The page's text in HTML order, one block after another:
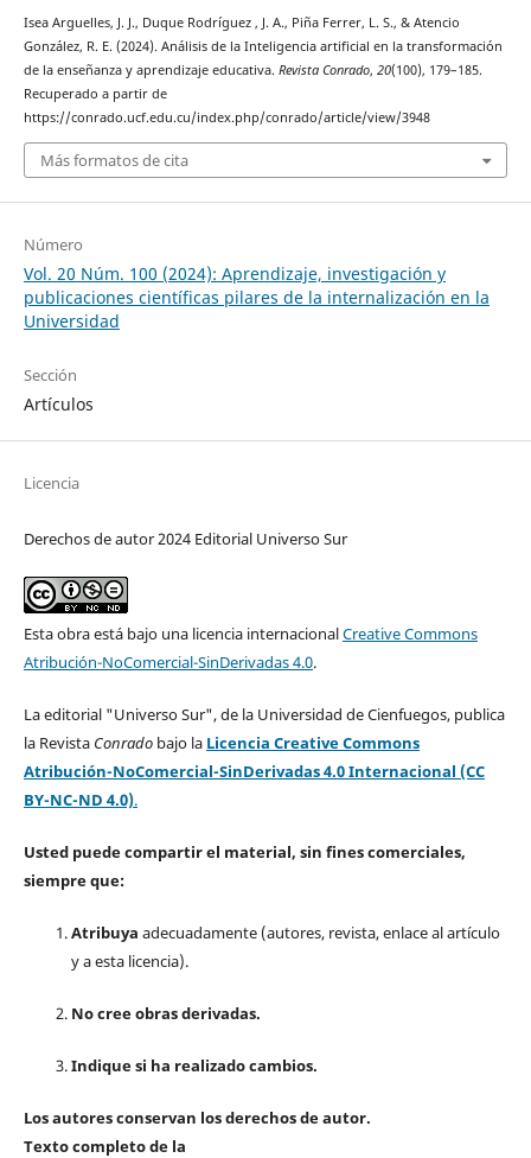
Isea Arguelles, J. J., Duque Rodríguez , J. A., Piña Ferrer, L. S., & Atencio
González, R. E. (2024). Análisis de la Inteligencia artificial en la transformación
de la enseñanza y aprendizaje educativa. Revista Conrado, 20(100), 179–185.
Recuperado a partir de
https://conrado.ucf.edu.cu/index.php/conrado/article/view/3948
Más formatos de cita
Número
Vol. 20 Núm. 100 (2024): Aprendizaje, investigación y
publicaciones científicas pilares de la internalización en la
Universidad
Sección
Artículos
Licencia
Derechos de autor 2024 Editorial Universo Sur
Esta obra está bajo una licencia internacionalCreative Commons
Atribución-NoComercial-SinDerivadas 4.0.
La editorial "Universo Sur", de la Universidad de Cienfuegos, publica
la Revista Conradobajo la Licencia Creative Commons
Atribución-NoComercial-SinDerivadas 4.0 Internacional (CC
BY-NC-ND 4.0).
Usted puede compartir el material, sin fines comerciales,
siempre que:
Atribuya adecuadamente (autores, revista, enlace al artículo
y a esta licencia).
No cree obras derivadas.
Indique si ha realizado cambios.
Los autores conservan los derechos de autor.
Texto completo de la